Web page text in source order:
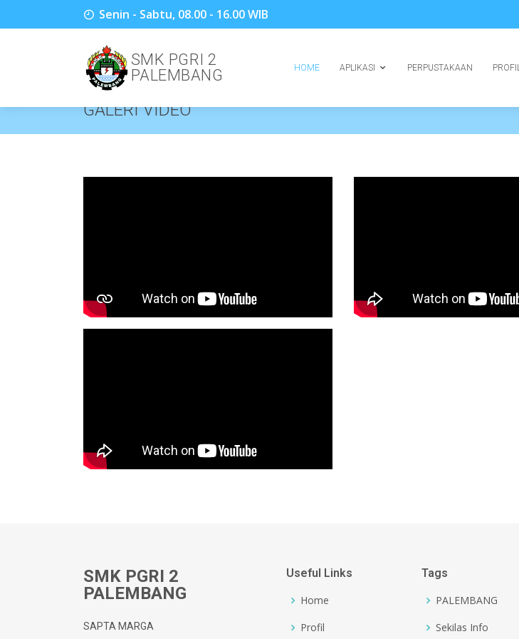
Senin - Sabtu, 08.00 - 16.00 WIB
SMK PGRI 2
PALEMBANG
HOME APLIKASI PERPUSTAKAAN
GALERI VIDEO
SMK PGRI 2
PALEMBANG
SAPTA MARGA
Useful Links
Home
Profil
Tags
PALEMBANG
Sekilas Info